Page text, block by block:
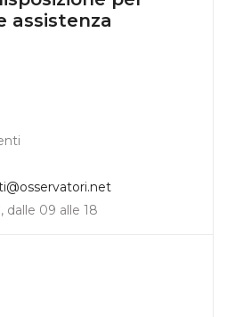
assistenza
dalle 09 alle 18